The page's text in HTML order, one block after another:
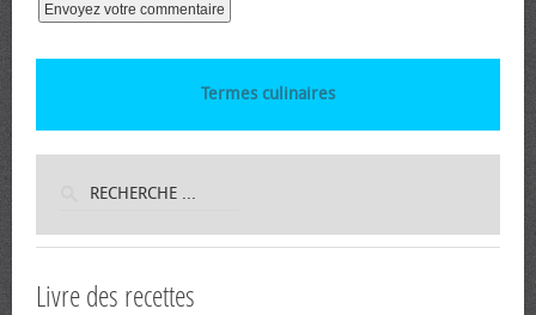
Termes culinaires
Livre des recettes